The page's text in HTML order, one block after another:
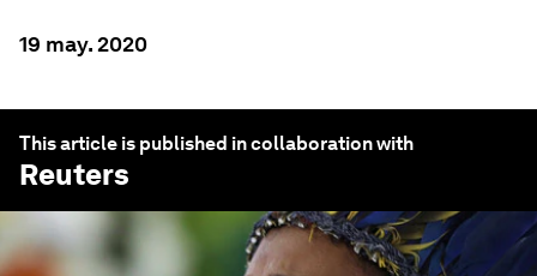
19 may. 2020
This article is published in collaboration with
Reuters